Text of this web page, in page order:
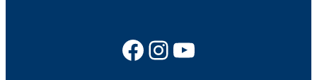
Facebook
Instagram
YouTube